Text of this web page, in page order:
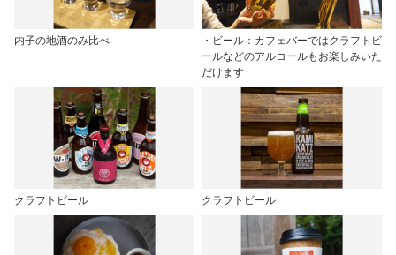
内子の地酒のみ比べ
・ビール：カフェバーではクラフトビ
ールなどのアルコールもお楽しみいた
だけます
クラフトビール クラフトビール